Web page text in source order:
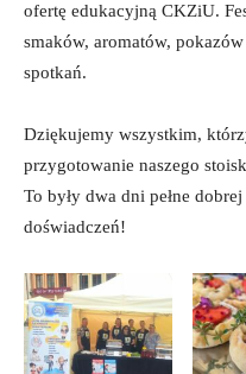
ofertę edukacyjną CKZiU.
smaków, aromatów,
spotkań.
Dziękujemy wszystkim,
przygotowanie naszego
To były dwa dni pełne
doświadczeń!